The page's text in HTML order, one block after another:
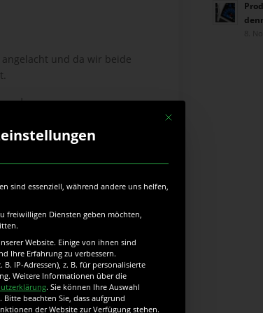
und da wir beide
so) der Stadt Fürth ihre
Solche Moment sind immer
werden. Einmal für
Details, Ambiente und
und Fotos der
Duplo- & Ritter-
beim fotografieren nicht
Mit diesem Button wird
sind essenziell, während andere uns helfen,
freiwilligen Diensten geben möchten,
Website. Einige von ihnen sind
Ihre Erfahrung zu verbessern.
IP-Adressen), z. B. für personalisierte
Weitere Informationen über die
. Sie können Ihre Auswahl
Bitte beachten Sie, dass aufgrund
der Website zur Verfügung stehen.